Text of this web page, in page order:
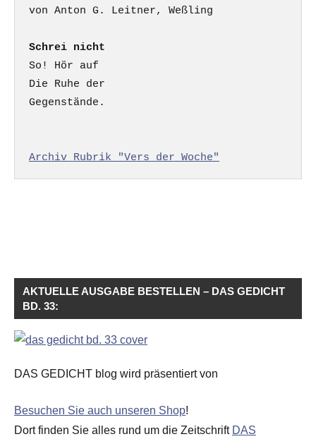
Schrei nicht
So! Hör auf
Die Ruhe der
Gegenstände.
Archiv Rubrik "Vers der Woche"
AKTUELLE AUSGABE BESTELLEN – DAS GEDICHT
BD. 33:
DAS GEDICHT blog wird präsentiert von
Besuchen Sie auch unseren Shop!
Dort finden Sie alles rund um die Zeitschrift DAS